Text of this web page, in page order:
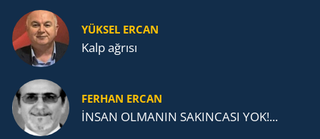
YÜKSEL ERCAN
Kalp ağrısı
FERHAN ERCAN
İNSAN OLMANIN SAKINCASI YOK!...